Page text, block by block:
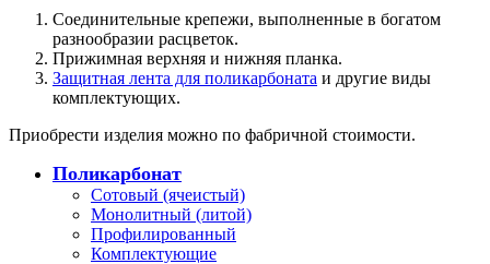
Соединительные крепежи, выполненные в богатом
разнообразии расцветок.
Прижимная верхняя и нижняя планка.
Защитная лента для поликарбоната и другие виды
комплектующих.
Приобрести изделия можно по фабричной стоимости.
Поликарбонат
Сотовый (ячеистый)
Монолитный (литой)
Профилированный
Комплектующие